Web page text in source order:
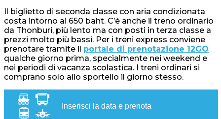
Il biglietto di seconda classe con aria condizionata
costa intorno ai 650 baht. C’è anche il treno ordinario
da Thonburi, più lento ma con posti in terza classe a
prezzi molto più bassi. Per i treni express conviene
prenotare tramite il portale di prenotazione 12GO
qualche giorno prima, specialmente nei weekend e
nei periodi di vacanza scolastica. I treni ordinari si
comprano solo allo sportello il giorno stesso.
Inserisci la data e prenota